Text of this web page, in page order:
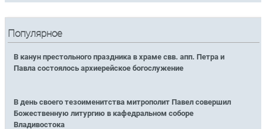
Популярное
В канун престольного праздника в храме свв. апп. Петра и
Павла состоялось архиерейское богослужение
В день своего тезоименитства митрополит Павел совершил
Божественную литургию в кафедральном соборе
Владивостока